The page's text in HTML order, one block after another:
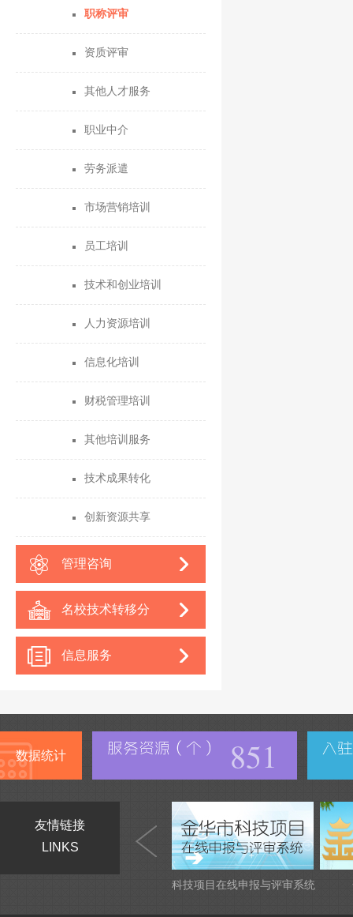
职称评审
资质评审
其他人才服务
职业中介
劳务派遣
市场营销培训
员工培训
技术和创业培训
人力资源培训
信息化培训
财税管理培训
其他培训服务
技术成果转化
创新资源共享
管理咨询
名校技术转移分
中心
信息服务
数据统计 851
友情链接
LINKS
科技项目在线申报与评审系统